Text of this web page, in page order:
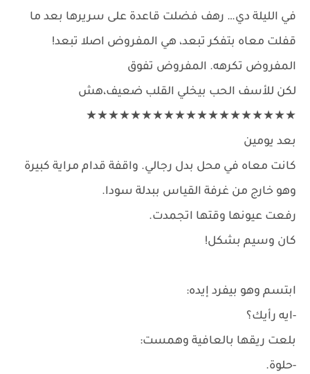
في الليلة دي… رهف فضلت قاعدة على سريرها بعد ما
قفلت معاه بتفكر تبعد، هي المفروض اصلا تبعد!
المفروض تكرهه. المفروض تفوق
لكن للأسف الحب بيخلي القلب ضعيف،هش
★★★★★★★★★★★★★★★★★★★
بعد يومين
كانت معاه في محل بدل رجالي. واقفة قدام مراية كبيرة
وهو خارج من غرفة القياس ببدلة سودا.
رفعت عيونها وقتها اتجمدت.
كان وسيم بشكل!
ابتسم وهو بيفرد إيده:
-ايه رأيك؟
بلعت ريقها بالعافية وهمست:
-حلوة.